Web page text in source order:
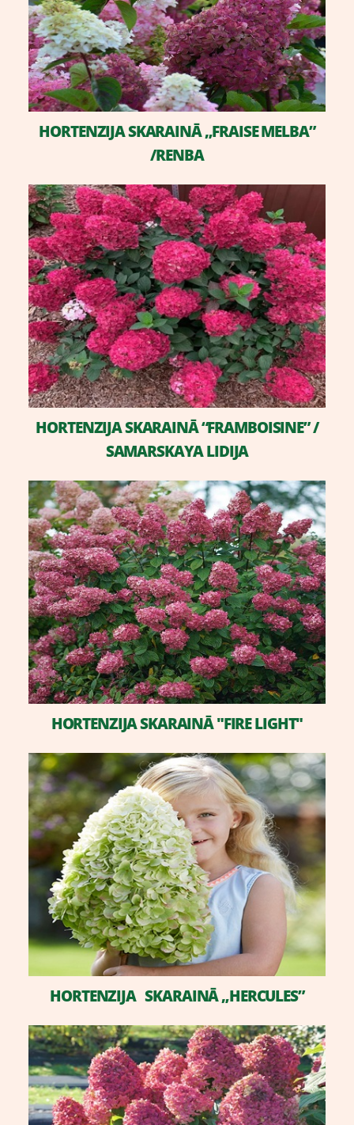
​HORTENZIJA SKARAINĀ „FRAISE MELBA”
/RENBA
HORTENZIJA SKARAINĀ “FRAMBOISINE” /
SAMARSKAYA LIDIJA
HORTENZIJA SKARAINĀ "FIRE LIGHT"
HORTENZIJA SKARAINĀ „HERCULES”